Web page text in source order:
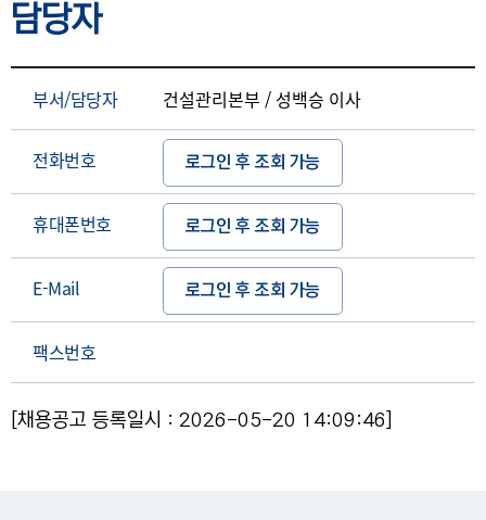
담당자
부서/담당자 건설관리본부 / 성백승 이사
전화번호 로그인 후 조회 가능
휴대폰번호 로그인 후 조회 가능
E-Mail 로그인 후 조회 가능
팩스번호
[채용공고 등록일시 : 2026-05-20 14:09:46]